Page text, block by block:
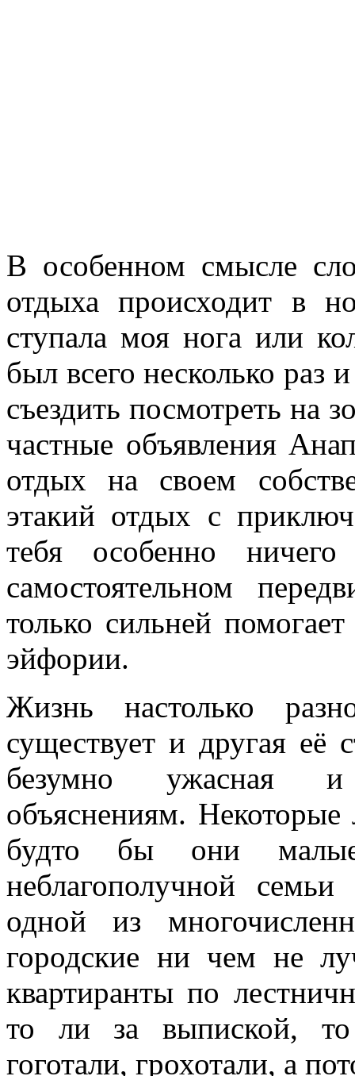
В особенном смысле
отдыха происходит в
ступала моя нога или
был всего несколько раз
съездить посмотреть на
частные объявления
отдых на своем
этакий отдых с
тебя особенно
самостоятельном
только сильней
эйфории.
Жизнь настолько
существует и другая её
безумно ужасная и
объяснениям.
будто бы они
неблагополучной
одной из
городские ни чем не
квартиранты по
то ли за выпиской,
гоготали, грохотали, а